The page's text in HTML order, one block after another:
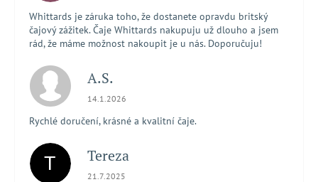
Whittards je záruka toho, že dostanete opravdu britský
čajový zážitek. Čaje Whittards nakupuju už dlouho a jsem
rád, že máme možnost nakoupit je u nás. Doporučuju!
A.S.
Hodnocení obchodu je 5 z 5 hvězdiček.
14.1.2026
Rychlé doručení, krásné a kvalitní čaje.
T Tereza
Hodnocení obchodu je 5 z 5 hvězdiček.
21.7.2025